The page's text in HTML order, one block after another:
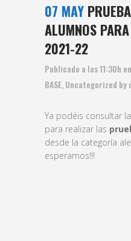
07 MAY
ALUMNOS
2021-22
Publicado a las 11:30h en
BASE Uncategorized by
Ya podéis consultar
para realizar las
desde la categoría
esperamos!!!